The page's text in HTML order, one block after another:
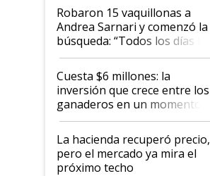
Robaron 15 vaquillonas a
Andrea Sarnari y comenzó la
búsqueda: “Todos los días le
toca a algún productor”
Cuesta $6 millones: la
inversión que crece entre los
ganaderos en un momento
histórico para la actividad
La hacienda recuperó precio,
pero el mercado ya mira el
próximo techo